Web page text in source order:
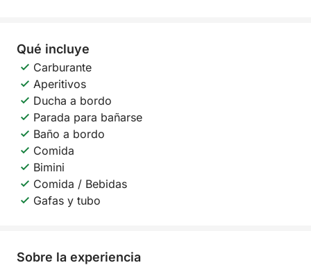
Qué incluye
Carburante
Aperitivos
Ducha a bordo
Parada para bañarse
Baño a bordo
Comida
Bimini
Comida / Bebidas
Gafas y tubo
Sobre la experiencia